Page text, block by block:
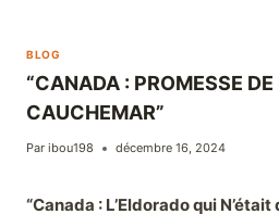
BLOG
“CANADA : PROMESSE
CAUCHEMAR”
Par ibou198 décembre 16, 2024
“Canada : L’Eldorado qui N’était